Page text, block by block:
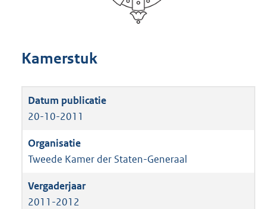
Kamerstuk
20-10-2011
Tweede Kamer der Staten-Generaal
2011-2012